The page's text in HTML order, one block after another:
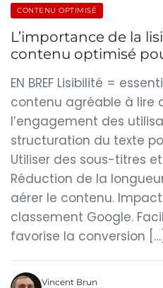
CONTENU OPTIMISÉ
L’importance de la
contenu optimisé
EN BREF Lisibilité =
contenu agréable à lire
l’engagement des
structuration du texte
Utiliser des sous-titres
Réduction de la
aérer le contenu.
classement Google.
favorise la conversion […]
Vincent Brun